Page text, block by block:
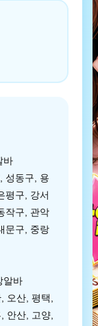
바
성동구, 용
평구, 강서
작구, 관악
문구, 중랑
알바
오산, 평택,
안산, 고양,